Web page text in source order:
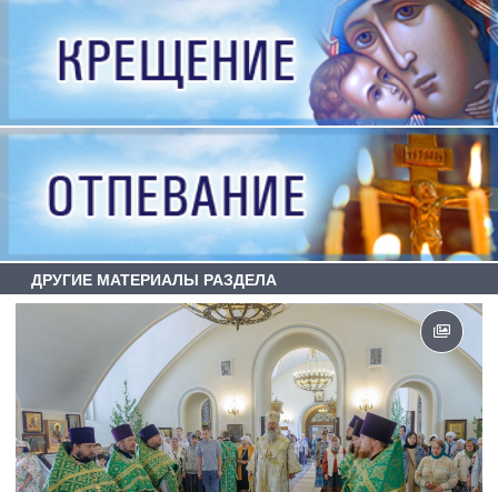
ДРУГИЕ МАТЕРИАЛЫ РАЗДЕЛА